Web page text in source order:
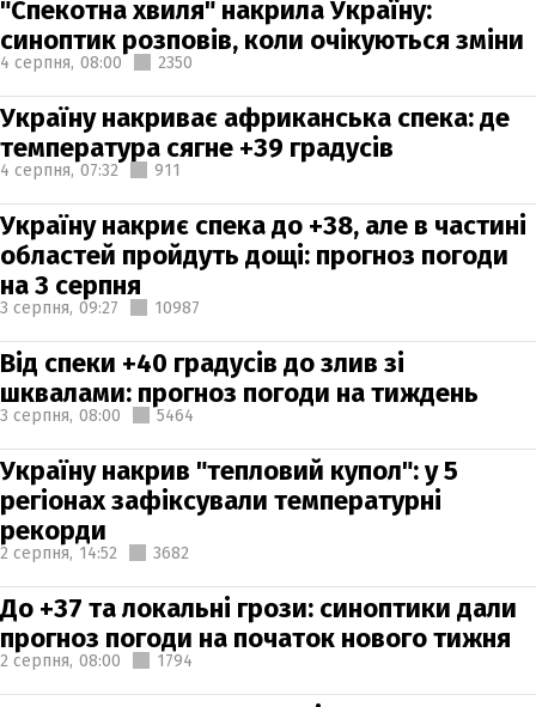
"Спекотна хвиля" накрила Україну:
синоптик розповів, коли очікуються зміни
4 серпня, 08:00 2350
Україну накриває африканська спека: де
температура сягне +39 градусів
4 серпня, 07:32 911
Україну накриє спека до +38, але в частині
областей пройдуть дощі: прогноз погоди
на 3 серпня
3 серпня, 09:27 10987
Від спеки +40 градусів до злив зі
шквалами: прогноз погоди на тиждень
3 серпня, 08:00 5464
Україну накрив "тепловий купол": у 5
регіонах зафіксували температурні
рекорди
2 серпня, 14:52 3682
До +37 та локальні грози: синоптики дали
прогноз погоди на початок нового тижня
2 серпня, 08:00 1794